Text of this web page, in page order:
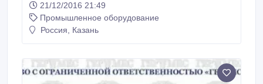
20, 25, 31.5, 40-от9000, Ц2У-160-12.5, 20, 25, 31,
40-7шт-от12000.Ц2У-200-20, 25, 31.5-от15000-
5шт.Ц2У-250-31.5, 40–от28000-3шт., Ц2У-315Н-20,
40, 63, 80-от4000, Ч-80, 2Ч80, ЧС-80-от5000, Ч-100-
10, 20, 25, 31.
21/12/2016 21:49
Промышленное оборудование
Россия, Казань